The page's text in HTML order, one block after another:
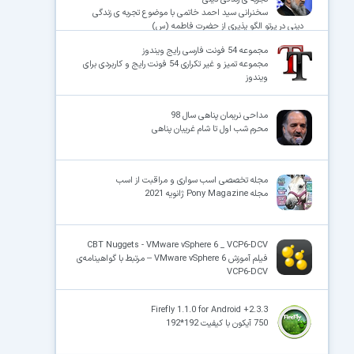
سخنرانی سید احمد خاتمی با موضوع تجربه ی زندگی
دینی در پرتو الگو پذیری از حضرت فاطمه (س)
مجموعه 54 فونت فارسی رایج ویندوز
مجموعه تمیز و غیر تکراری 54 فونت رایج و کاربردی برای
ویندوز
مداحی نریمان پناهی سال 98
محرم شب اول تا شام غریبان پناهی
مجله تخصصی اسب سواری و مراقبت از اسب
مجله Pony Magazine ژانویه 2021
CBT Nuggets - VMware vSphere 6 _ VCP6-DCV
فیلم آموزش VMware vSphere 6 – مرتبط با گواهینامه‌ی
VCP6-DCV
Firefly 1.1.0 for Android +2.3.3
750 آیکون با کیفیت 192*192